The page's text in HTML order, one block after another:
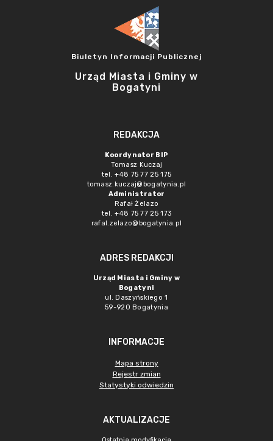
Biuletyn Informacji Publicznej
Urząd Miasta i Gminy w
Bogatyni
REDAKCJA
Koordynator BIP
Tomasz Kuczaj
tel. +48 75 77 25 175
tomasz.kuczaj@bogatynia.pl
Administrator
Rafał Żelazo
tel. +48 75 77 25 173
rafal.zelazo@bogatynia.pl
ADRES REDAKCJI
Urząd Miasta i Gminy w
Bogatyni
ul. Daszyńskiego 1
59-920 Bogatynia
INFORMACJE
Mapa strony
Rejestr zmian
Statystyki odwiedzin
AKTUALIZACJE